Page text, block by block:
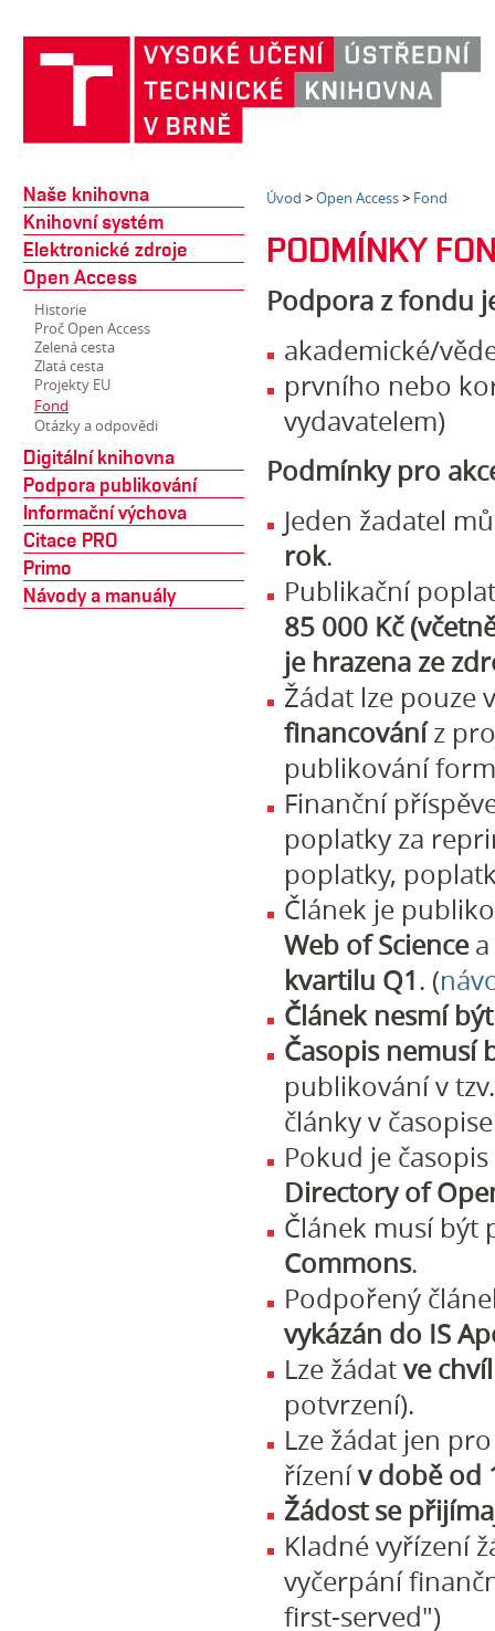
Naše knihovna
Knihovní systém
Elektronické zdroje
Open Access
Historie
Proč Open Access
Zelená cesta
Zlatá cesta
Projekty EU
Fond
Otázky a odpovědi
Digitální knihovna
Podpora publikování
Informační výchova
Citace PRO
Primo
Návody a manuály
Úvod >Open Access> Fond
PODMÍNKY
Podpora z fondu
akademické/
prvního nebo
vydavatelem)
Podmínky pro
Jeden žadatel
rok.
Publikační
85 000 Kč
je hrazena ze
Žádat lze pouze
financování z
publikování
Finanční
poplatky za
poplatky,
Článek je
Web of Science
kvartilu Q1. (
Článek nesmí
Časopis nemusí
publikování v
články v
Pokud je
Directory of
Článek musí být
Commons.
Podpořený
vykázán do IS
Lze žádatve
potvrzení).
Lze žádat jen pro
řízenív době od
Žádost se
Kladné vyřízení
vyčerpání
first-served")